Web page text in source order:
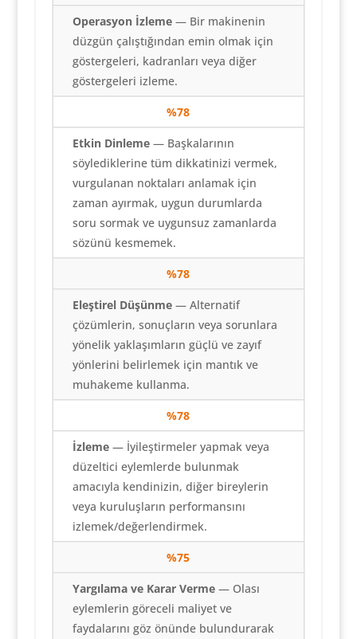
Operasyon İzleme— Bir makinenin
düzgün çalıştığından emin olmak için
göstergeleri, kadranları veya diğer
göstergeleri izleme.
%78
Etkin Dinleme— Başkalarının
söylediklerine tüm dikkatinizi vermek,
vurgulanan noktaları anlamak için
zaman ayırmak, uygun durumlarda
soru sormak ve uygunsuz zamanlarda
sözünü kesmemek.
%78
Eleştirel Düşünme— Alternatif
çözümlerin, sonuçların veya sorunlara
yönelik yaklaşımların güçlü ve zayıf
yönlerini belirlemek için mantık ve
muhakeme kullanma.
%78
İzleme— İyileştirmeler yapmak veya
düzeltici eylemlerde bulunmak
amacıyla kendinizin, diğer bireylerin
veya kuruluşların performansını
izlemek/değerlendirmek.
%75
Yargılama ve Karar Verme— Olası
eylemlerin göreceli maliyet ve
faydalarını göz önünde bulundurarak